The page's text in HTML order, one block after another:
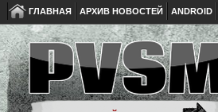
ГЛАВНАЯ АРХИВ НОВОСТЕЙ ANDROID